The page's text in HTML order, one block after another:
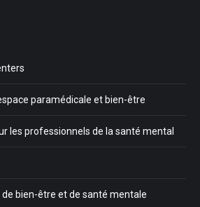
paramédicale et bien-être
les professionnels de la santé mental
bien-être et de santé mentale